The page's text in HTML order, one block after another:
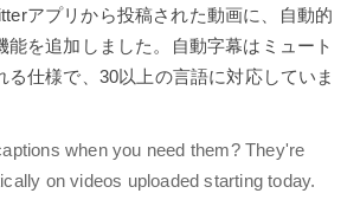
アプリから投稿された動画に、自動的
能を追加しました。自動字幕はミュート
る仕様で、30以上の言語に対応していま
when you need them? They're
on videos uploaded starting today.